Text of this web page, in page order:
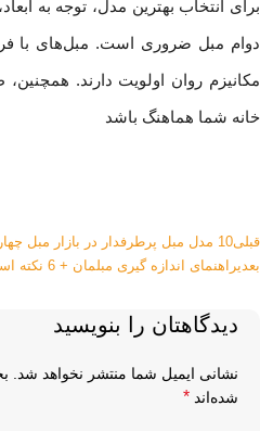
برای انتخاب بهترین مدل، توجه به
دوام مبل ضروری است. مبل‌های با
مکانیزم روان اولویت دارند.
خانه شما هماهنگ باشد
قبلی10 مدل مبل پرطرفدار در بازار مبل چهاردانگه ‌
بعدیراهنمای اندازه گیری مبلمان + 6 نکته اساسی
دیدگاهتان را بنویسید
نشانی ایمیل شما منتشر نخواهد شد.
شده‌اند *